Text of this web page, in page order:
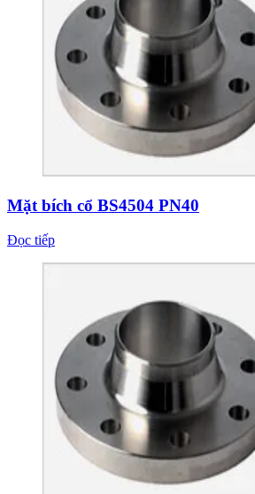
Mặt bích cổ BS4504 PN40
Đọc tiếp